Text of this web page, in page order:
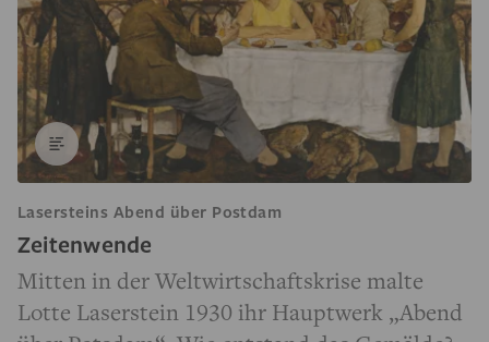
Lasersteins Abend über Postdam
Zeitenwende
Mitten in der Weltwirtschaftskrise malte
Lotte Laserstein 1930 ihr Hauptwerk „Abend